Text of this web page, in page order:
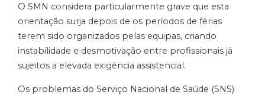
O SMN considera particularmente grave que esta
orientação surja depois de os períodos de férias
terem sido organizados pelas equipas, criando
instabilidade e desmotivação entre profissionais já
sujeitos a elevada exigência assistencial.
Os problemas do Serviço Nacional de Saúde (SNS)